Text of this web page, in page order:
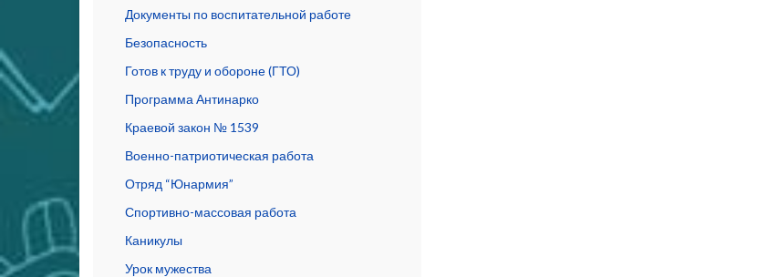
Документы по воспитательной работе
Безопасность
Готов к труду и обороне (ГТО)
Программа Антинарко
Краевой закон № 1539
Военно-патриотическая работа
Отряд “Юнармия”
Спортивно-массовая работа
Каникулы
Урок мужества